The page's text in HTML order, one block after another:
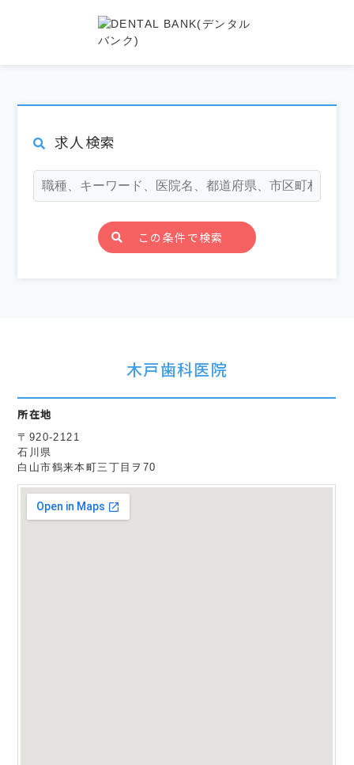
求人検索
この条件で検索
木戸歯科医院
所在地
〒920-2121
石川県
白山市鶴来本町三丁目ヲ70